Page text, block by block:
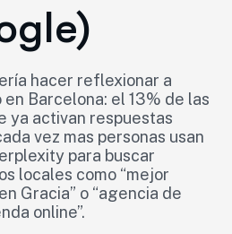
hacer reflexionar a
Barcelona: el 13% de las
ya activan respuestas
vez mas personas usan
para buscar
locales como “mejor
Gracia” o “agencia de
online”.